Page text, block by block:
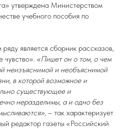
утверждена Министерством
учебного пособия по
является сборник рассказов,
«Пишет он о том, о чем
неизъяснимой и необъяснимой
в которой возможное и
существующее и
неразделимы, а и одно без
, – так характеризует
редактор газеты «Российский